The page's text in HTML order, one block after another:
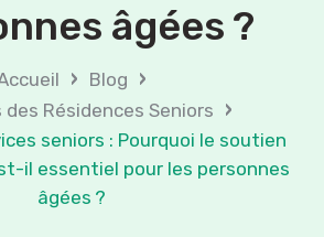
âgées ?
› Blog ›
Résidences Seniors ›
seniors : Pourquoi le soutien
il essentiel pour les personnes
âgées ?